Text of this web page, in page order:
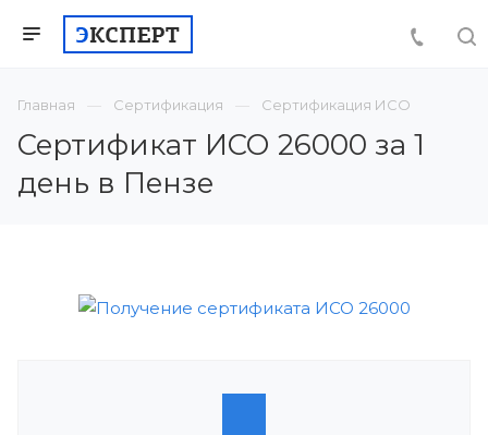
Главная Сертификация Сертификация ИСО
Сертификат ИСО 26000 за 1
день в Пензе